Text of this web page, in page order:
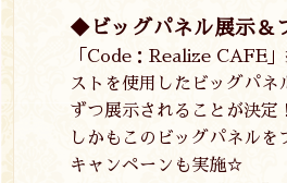
◆ビッグパネル展示＆
「 Code ： Realize CAFE
ストを使用したビッグパネ
ずつ展示されることが決定！
しかもこのビッグパネルを
キャンペーンも実施☆